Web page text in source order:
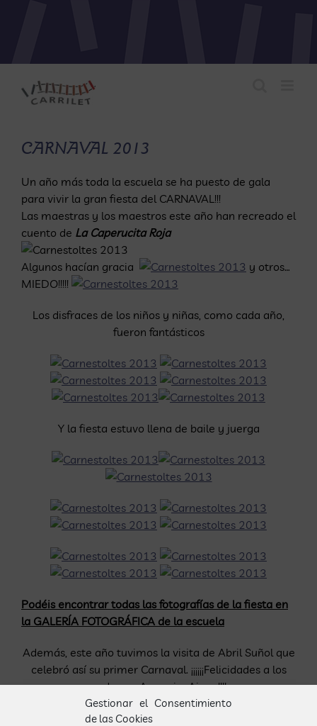
Gestionar el Consentimiento
de las Cookies
CARNAVAL 2013
Un año más toda la escuela se ha puesto de gala
para vivir la gran fiesta del CARNAVAL!!!
Las maestras y los maestros este año han recreado el
cuento de La Caperucita Roja
Algunos hacían gracia
y otros…
MIEDO!!!!!
Los disfraces de los niños y niñas, como cada año,
fueron fantásticos
Y la fiesta estuvo llena de baile y juerga
Podéis encontrar todas las fotografías de la fiesta en
la GALERÍA FOTOGRÁFICA de la escuela
Además, este año tuvimos la visita de Abril Suñol que
celebró así su primer Carnaval. ¡¡¡¡¡¡Felicidades a los
padres, a Aaron i a Ainoa!!!!